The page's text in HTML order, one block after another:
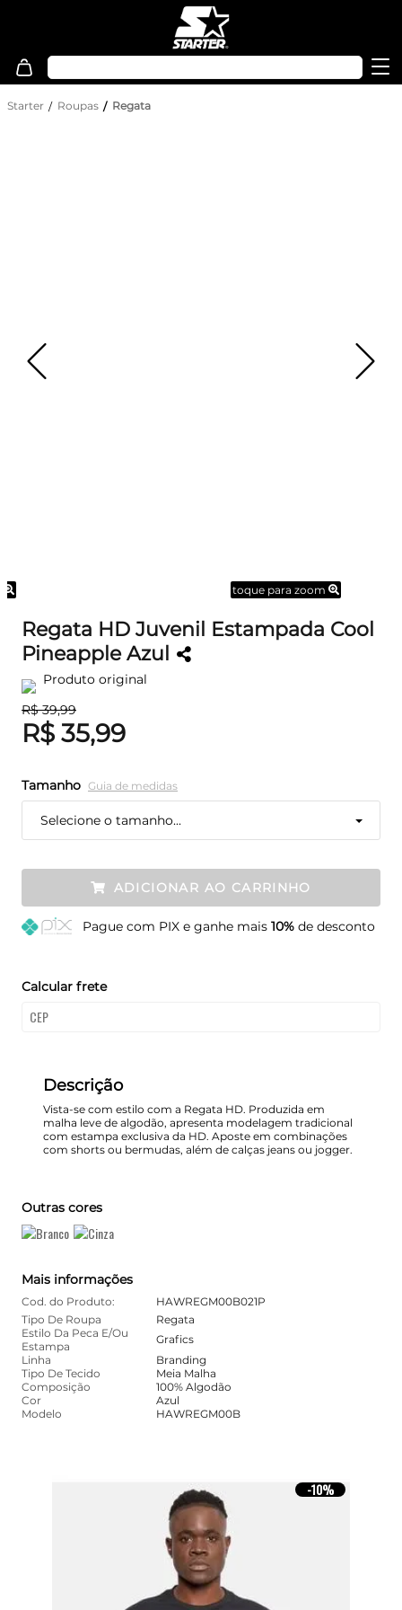
Starter Roupas Regata
toque para zoom
Regata HD Juvenil Estampada Cool
Pineapple Azul
Produto original
R$ 39,99
R$ 35,99
Tamanho Guia de medidas
Selecione o tamanho...
ADICIONAR AO CARRINHO
Pague com PIX e ganhe mais 10%de desconto
Calcular frete
Descrição
Vista-se com estilo com a Regata HD. Produzida em
malha leve de algodão, apresenta modelagem tradicional
com estampa exclusiva da HD. Aposte em combinações
com shorts ou bermudas, além de calças jeans ou jogger.
Outras cores
Mais informações
Cod. do Produto:
HAWREGM00B021P
Tipo De Roupa
Regata
Estilo Da Peca E/Ou
Estampa
Grafics
Linha
Branding
Tipo De Tecido
Meia Malha
Composição
100% Algodão
Cor
Azul
Modelo
HAWREGM00B
-10%